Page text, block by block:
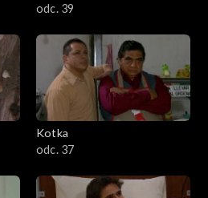
odc. 39
Kotka
odc. 37